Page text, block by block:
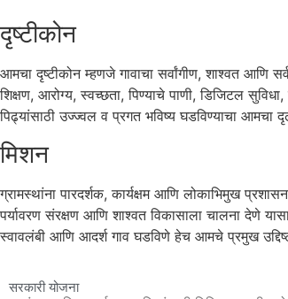
दृष्टीकोन
आमचा दृष्टीकोन म्हणजे गावाचा सर्वांगीण, शाश्वत आणि
शिक्षण, आरोग्य, स्वच्छता, पिण्याचे पाणी, डिजिटल
पिढ्यांसाठी उज्ज्वल व प्रगत भविष्य घडविण्याचा
मिशन
ग्रामस्थांना पारदर्शक, कार्यक्षम आणि लोकाभिमुख
पर्यावरण संरक्षण आणि शाश्वत विकासाला चालना देणे
स्वावलंबी आणि आदर्श गाव घडविणे हेच आमचे प्रमुख
सरकारी योजना